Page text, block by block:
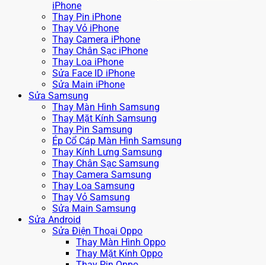
iPhone
Thay Pin iPhone
Thay Vỏ iPhone
Thay Camera iPhone
Thay Chân Sạc iPhone
Thay Loa iPhone
Sửa Face ID iPhone
Sửa Main iPhone
Sửa Samsung
Thay Màn Hình Samsung
Thay Mặt Kính Samsung
Thay Pin Samsung
Ép Cổ Cáp Màn Hình Samsung
Thay Kính Lưng Samsung
Thay Chân Sạc Samsung
Thay Camera Samsung
Thay Loa Samsung
Thay Vỏ Samsung
Sửa Main Samsung
Sửa Android
Sửa Điện Thoại Oppo
Thay Màn Hình Oppo
Thay Mặt Kính Oppo